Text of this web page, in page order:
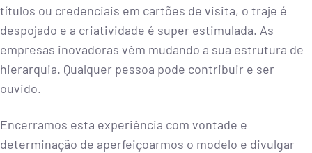
títulos ou credenciais em cartões de visita, o traje é
despojado e a criatividade é super estimulada. As
empresas inovadoras vêm mudando a sua estrutura de
hierarquia. Qualquer pessoa pode contribuir e ser
ouvido.
Encerramos esta experiência com vontade e
determinação de aperfeiçoarmos o modelo e divulgar